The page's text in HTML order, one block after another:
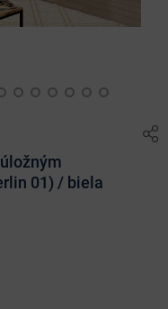
01) / biela